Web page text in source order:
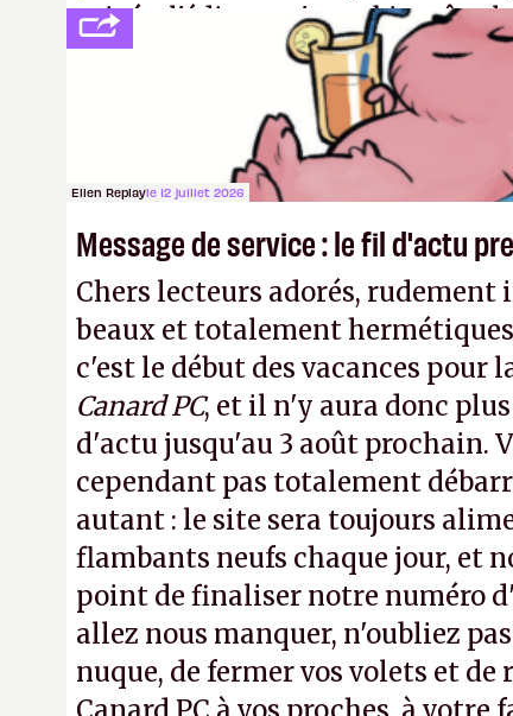
privée, l'éditeur n'aura bientôt
publier ses bilans. Encore une
Ellen Replayle 12 juillet 2026
Message de service : le fil d'actu
Chers lecteurs adorés,
beaux et totalement
c'est le début des vacances pour
Canard PC, et il n'y aura donc
d'actu jusqu'au 3 août prochain.
cependant pas totalement
autant : le site sera toujours
flambants neufs chaque jour, et
point de finaliser notre numéro
allez nous manquer, n'oubliez
nuque, de fermer vos volets et de